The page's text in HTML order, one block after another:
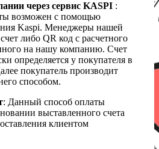
через сервис KASPI :
возможен с помощью
Kaspi. Менеджеры нашей
либо QR код с расчетного
на нашу компанию. Счет
определяется у покупателя в
покупатель производит
способом.
: Данный способ оплаты
выставленного счета
клиентом